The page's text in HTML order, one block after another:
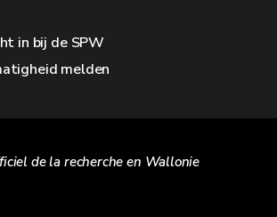
in bij de SPW
melden
de la recherche en Wallonie